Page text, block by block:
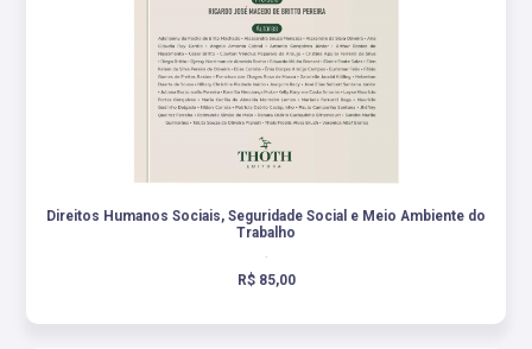
Direitos Humanos Sociais, Seguridade Social e Meio Ambiente do
Trabalho
.
R$ 85,00